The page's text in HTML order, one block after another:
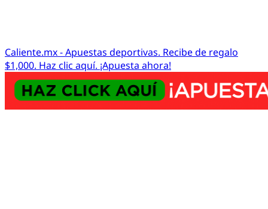
Caliente.mx - Apuestas deportivas. Recibe de regalo
$1,000. Haz clic aquí. ¡Apuesta ahora!